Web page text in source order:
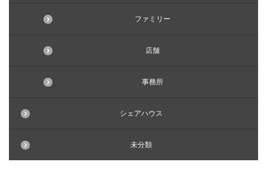
ファミリー
店舗
事務所
シェアハウス
未分類